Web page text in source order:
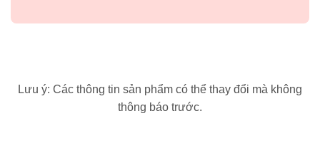
Lưu ý: Các thông tin sản phẩm có thể thay đổi mà không
thông báo trước.